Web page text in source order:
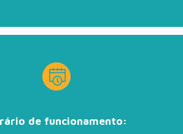
de funcionamento: